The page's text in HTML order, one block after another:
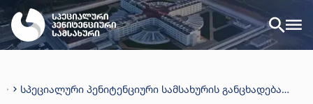
სპეციალური პენიტენციური სამსახურის განცხადება